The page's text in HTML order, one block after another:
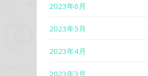
2023年6月
2023年5月
2023年4月
2023年3月